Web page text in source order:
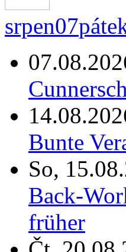
srpen07
Bunte
So,
Back-
früher